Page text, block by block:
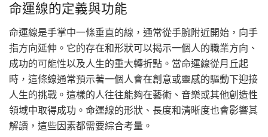
命運線的定義與功能
命運線是手掌中一條垂直的線，通常從手腕附近開始，向手
指方向延伸。它的存在和形狀可以揭示一個人的職業方向、
成功的可能性以及人生的重大轉折點。當命運線從月丘起
時，這條線通常預示著一個人會在創意或靈感的驅動下迎接
人生的挑戰。這樣的人往往能夠在藝術、音樂或其他創造性
領域中取得成功。命運線的形狀、長度和清晰度也會影響其
解讀，這些因素都需要綜合考量。